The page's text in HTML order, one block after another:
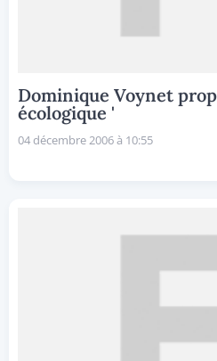
Dominique Voynet
écologique '
04 décembre 2006 à 10:55